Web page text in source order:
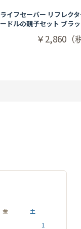
ライフセーバー リフレク
ードルの親子セット ブラ
￥2,860（
金 土
1